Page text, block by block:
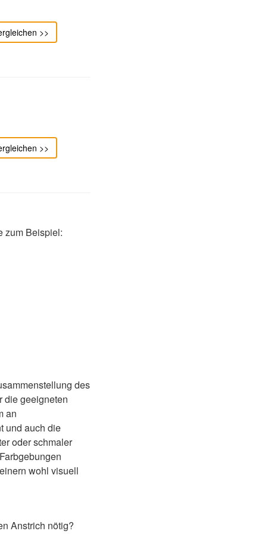
>>
>>
zum Beispiel:
des
die geeigneten
an
und auch die
oder schmaler
wohl visuell
Anstrich nötig?